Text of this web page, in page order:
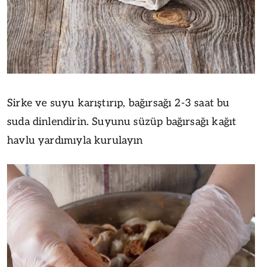
Sirke ve suyu karıştırıp, bağırsağı 2-3 saat bu
suda dinlendirin. Suyunu süzüp bağırsağı kağıt
havlu yardımıyla kurulayın